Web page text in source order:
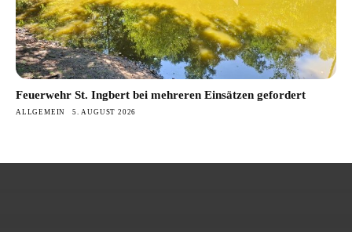
Feuerwehr St. Ingbert bei mehreren Einsätzen gefordert
ALLGEMEIN 5. AUGUST 2026